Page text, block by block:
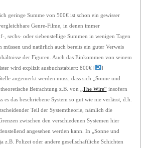
geringe Summe von 500€ ist schon ein gewisser
Genre-Filme, in denen immer
, sechs- oder siebenstellige Summen in wenigen Tagen
müssen und natürlich auch bereits ein guter Verweis
der Figuren. Auch das Einkommen von seinem
wird explizit ausbuchstabiert: 800€ [
]
angemerkt werden muss, dass sich „Sonne und
Betrachtung z.B. von
„The Wire“insofern
es das beschriebene System so gut wie nie verlässt, d.h.
Teil der Systemtheorie, nämlich die
zwischen den verschiedenen Systemen hier
angesehen werden kann. In „Sonne und
z.B. Polizei oder andere gesellschaftliche Schichten